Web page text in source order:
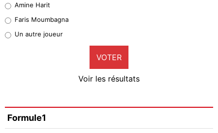
1%
9%
Faris Moumbagna
5%
Amine Harit
Faris Moumbagna
Un autre joueur
VOTER
Voir les résultats
Formule1